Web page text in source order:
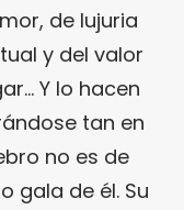
de lujuria
y del valor
Y lo hacen
tan en
no es de
gala de él. Su